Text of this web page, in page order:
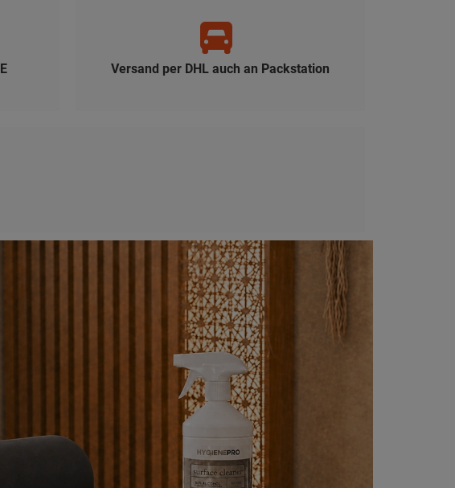
Versand per DHL auch an Packstation